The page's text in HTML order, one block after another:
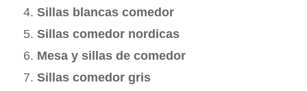
Sillas blancas comedor
Sillas comedor nordicas
Mesa y sillas de comedor
Sillas comedor gris